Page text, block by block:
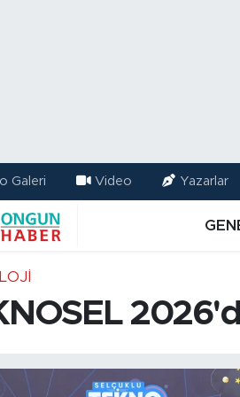
Galeri Video Yazarlar
Grup Puan Durumu ve Fikstür